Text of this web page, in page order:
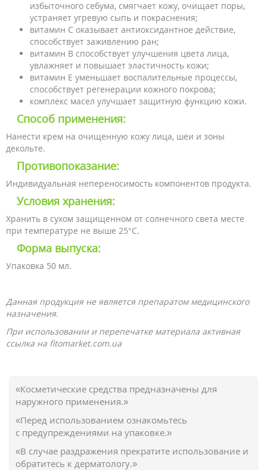
избыточного себума, смягчает кожу, очищает поры,
устраняет угревую сыпь и покраснения;
витамин C оказывает антиоксидантное действие,
способствует заживлению ран;
витамин B способствует улучшения цвета лица,
увлажняет и повышает эластичность кожи;
витамин E уменьшает воспалительные процессы,
способствует регенерации кожного покрова;
комплекс масел улучшает защитную функцию кожи.
Способ применения:
Нанести крем на очищенную кожу лица, шеи и зоны
декольте.
Противопоказание:
Индивидуальная непереносимость компонентов продукта.
Условия хранения:
Хранить в сухом защищенном от солнечного света месте
при температуре не выше 25°С.
Форма выпуска:
Упаковка 50 мл.
Данная продукция не является препаратом медицинского
назначения.
При использовании и перепечатке материала активная
ссылка на fitomarket.com.ua
«Косметические средства предназначены для
наружного применения.»
«Перед использованием ознакомьтесь
с предупреждениями на упаковке.»
«В случае раздражения прекратите использование и
обратитесь к дерматологу.»